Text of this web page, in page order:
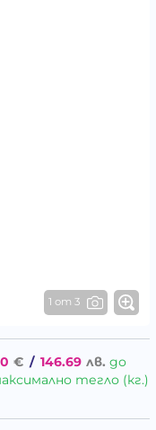
1 от 3
€ / 146.69 лв. до
тегло (кг.)